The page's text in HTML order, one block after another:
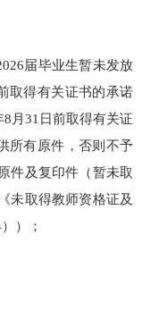
届毕业生暂未发放
取得有关证书的承诺
月31日前取得有关证
所有原件，否则不予
件及复印件（暂未取
未取得教师资格证及
）；